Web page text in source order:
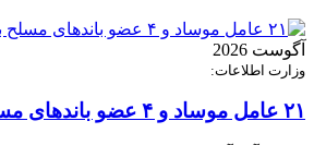
آگوست 2026
وزارت اطلاعات:
۲۱ عامل موساد و ۴ عضو باند‌های مسلح بازداشت شدند